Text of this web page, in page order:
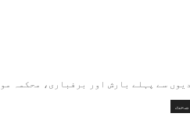
سے پہلے بارش اور برفباری، محکمہ
صحت